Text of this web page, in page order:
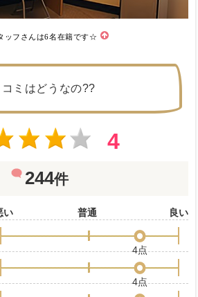
ッフさんは6名在籍です☆
コミはどうなの??
4
244件
い 普通 良い
4点
4点